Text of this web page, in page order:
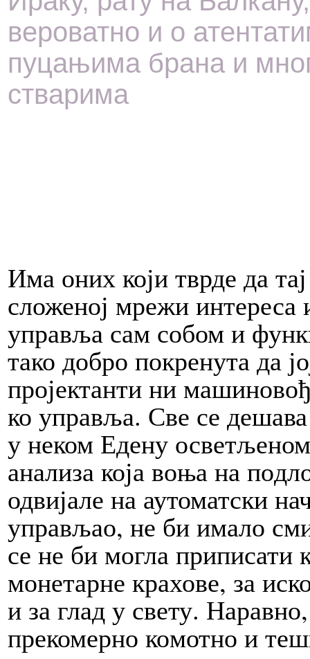
вероватно и о
пуцањима брана и
стварима
Има оних који тврде да
сложеној мрежи интереса
управља сам со­бом и
та­ко добро покренута да
пројект­анти ни
ко управља. Све се
у не­ком Еде­ну
анализа ко­ја во­ња на
одвијале на аутоматс­ки
управљао, не би имало
се не би мо­гла приписати
монетарне крахове, за
и за глад у све­ту.
прекомерно ко­мот­но и